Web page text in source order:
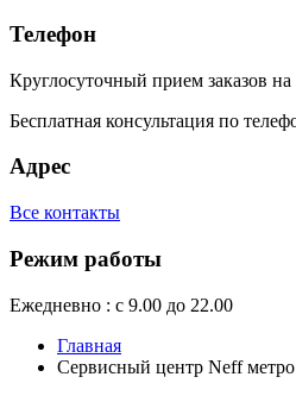
Телефон
Круглосуточный прием заказов на
Бесплатная консультация по
Адрес
Все контакты
Режим работы
Ежедневно : с 9.00 до 22.00
Главная
Сервисный центр Neff